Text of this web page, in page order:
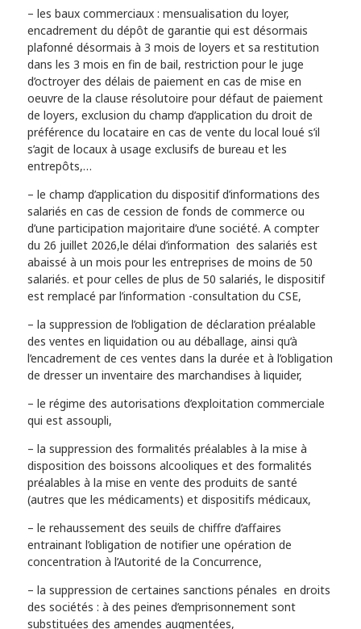
– les baux commerciaux : mensualisation du loyer,
encadrement du dépôt de garantie qui est désormais
plafonné désormais à 3 mois de loyers et sa restitution
dans les 3 mois en fin de bail, restriction pour le juge
d’octroyer des délais de paiement en cas de mise en
oeuvre de la clause résolutoire pour défaut de paiement
de loyers, exclusion du champ d’application du droit de
préférence du locataire en cas de vente du local loué s’il
s’agit de locaux à usage exclusifs de bureau et les
entrepôts,…
– le champ d’application du dispositif d’informations des
salariés en cas de cession de fonds de commerce ou
d’une participation majoritaire d’une société. A compter
du 26 juillet 2026,le délai d’information des salariés est
abaissé à un mois pour les entreprises de moins de 50
salariés. et pour celles de plus de 50 salariés, le dispositif
est remplacé par l’information -consultation du CSE,
– la suppression de l’obligation de déclaration préalable
des ventes en liquidation ou au déballage, ainsi qu’à
l’encadrement de ces ventes dans la durée et à l’obligation
de dresser un inventaire des marchandises à liquider,
– le régime des autorisations d’exploitation commerciale
qui est assoupli,
– la suppression des formalités préalables à la mise à
disposition des boissons alcooliques et des formalités
préalables à la mise en vente des produits de santé
(autres que les médicaments) et dispositifs médicaux,
– le rehaussement des seuils de chiffre d’affaires
entrainant l’obligation de notifier une opération de
concentration à l’Autorité de la Concurrence,
– la suppression de certaines sanctions pénales en droits
des sociétés : à des peines d’emprisonnement sont
substituées des amendes augmentées,